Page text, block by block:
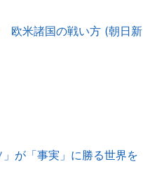
欧米諸国の戦い方 (朝日新
」が「事実」に勝る世界を